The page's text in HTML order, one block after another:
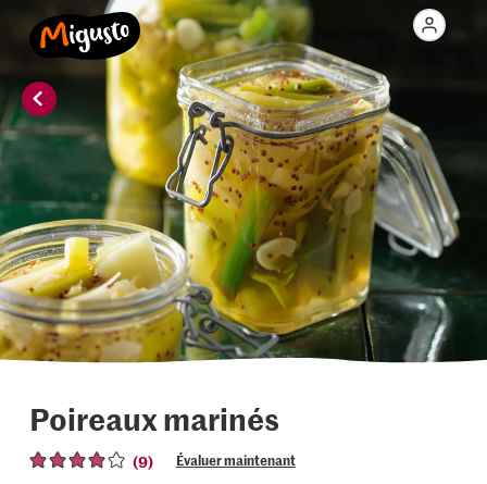
Poireaux marinés
(9) Évaluer maintenant